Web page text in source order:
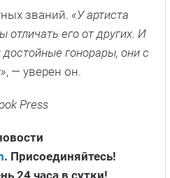
званий. «У артиста
его от других. И
гонорары, они с
, — уверен он.
Press
. Присоединяйтесь!
24 часа в сутки!